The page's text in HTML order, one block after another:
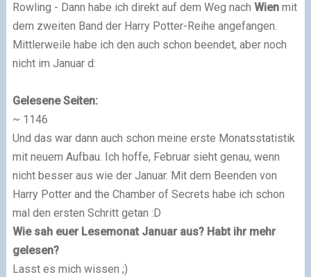
Rowling - Dann habe ich direkt auf dem Weg nach Wienmit
dem zweiten Band der Harry Potter-Reihe angefangen.
Mittlerweile habe ich den auch schon beendet, aber noch
nicht im Januar d:
Gelesene Seiten:
~ 1146
Und das war dann auch schon meine erste Monatsstatistik
mit neuem Aufbau. Ich hoffe, Februar sieht genau, wenn
nicht besser aus wie der Januar. Mit dem Beenden von
Harry Potter and the Chamber of Secrets habe ich schon
mal den ersten Schritt getan :D
Wie sah euer Lesemonat Januar aus? Habt ihr mehr
gelesen?
Lasst es mich wissen ;)